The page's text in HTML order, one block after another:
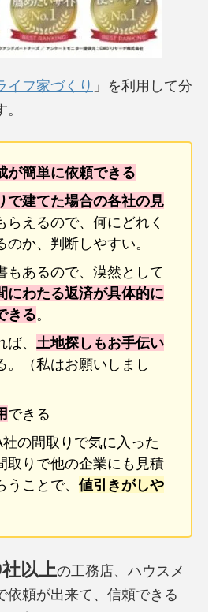
イフ家づくり 」を利用して分
が簡単に依頼できる
で建てた場合の各社の見
らえるので、何にどれく
のか、判断しやすい。
もあるので、漠然として
にわたる返済が具体的に
きる。
、 土地探しもお手伝い
。（私はお願いしまし
できる
の間取りで気に入った
取りで他の企業にも見積
うことで、 値引きがしや
以上の工務店、ハウスメ
依頼が出来て、信頼できる